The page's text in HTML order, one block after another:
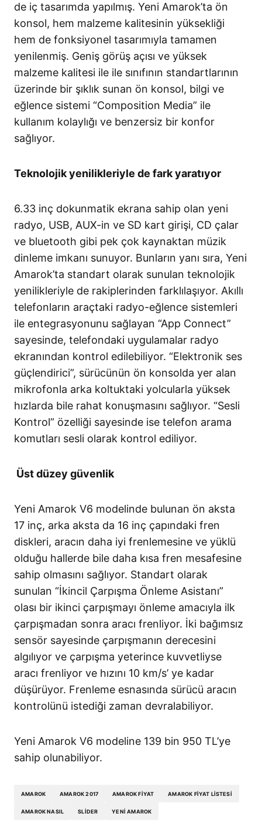
de iç tasarımda yapılmış. Yeni Amarok’ta ön
konsol, hem malzeme kalitesinin yüksekliği
hem de fonksiyonel tasarımıyla tamamen
yenilenmiş. Geniş görüş açısı ve yüksek
malzeme kalitesi ile ile sınıfının standartlarının
üzerinde bir şıklık sunan ön konsol, bilgi ve
eğlence sistemi “Composition Media” ile
kullanım kolaylığı ve benzersiz bir konfor
sağlıyor.
Teknolojik yenilikleriyle de fark yaratıyor
6.33 inç dokunmatik ekrana sahip olan yeni
radyo, USB, AUX-in ve SD kart girişi, CD çalar
ve bluetooth gibi pek çok kaynaktan müzik
dinleme imkanı sunuyor. Bunların yanı sıra, Yeni
Amarok’ta standart olarak sunulan teknolojik
yenilikleriyle de rakiplerinden farklılaşıyor. Akıllı
telefonların araçtaki radyo-eğlence sistemleri
ile entegrasyonunu sağlayan “App Connect”
sayesinde, telefondaki uygulamalar radyo
ekranından kontrol edilebiliyor. “Elektronik ses
güçlendirici”, sürücünün ön konsolda yer alan
mikrofonla arka koltuktaki yolcularla yüksek
hızlarda bile rahat konuşmasını sağlıyor. “Sesli
Kontrol” özelliği sayesinde ise telefon arama
komutları sesli olarak kontrol ediliyor.
Üst düzey güvenlik
Yeni Amarok V6 modelinde bulunan ön aksta
17 inç, arka aksta da 16 inç çapındaki fren
diskleri, aracın daha iyi frenlemesine ve yüklü
olduğu hallerde bile daha kısa fren mesafesine
sahip olmasını sağlıyor. Standart olarak
sunulan “İkincil Çarpışma Önleme Asistanı”
olası bir ikinci çarpışmayı önleme amacıyla ilk
çarpışmadan sonra aracı frenliyor. İki bağımsız
sensör sayesinde çarpışmanın derecesini
algılıyor ve çarpışma yeterince kuvvetliyse
aracı frenliyor ve hızını 10 km/s’ ye kadar
düşürüyor. Frenleme esnasında sürücü aracın
kontrolünü istediği zaman devralabiliyor.
Yeni Amarok V6 modeline 139 bin 950 TL’ye
sahip olunabiliyor.
AMAROK AMAROK 2017 AMAROK FIYAT AMAROK FIYAT LISTESI
AMAROK NASIL SLIDER YENI AMAROK